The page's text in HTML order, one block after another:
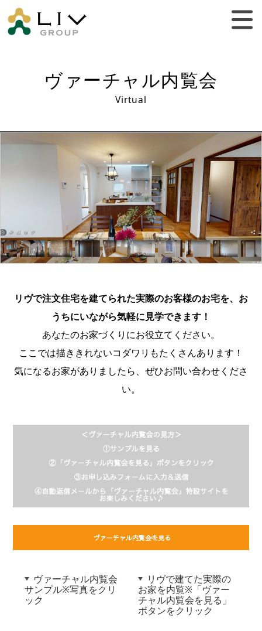
ヴァーチャル内覧会
Virtual
リヴで注文住宅を建てられた実際のお客様のお宅を、お
うちにいながら気軽に見学できます！
あなたのお家づくりにお役立てください。
ここでは描ききれないコダワリもたくさんあります！
気になるお家がありましたら、ぜひお問い合わせくださ
い。
ヴァーチャル内覧会
サンプル※写真をクリ
ック
リヴで建てた実際の
お家を内覧※「ヴァー
チャル内覧会を見る」
ボタンをクリック